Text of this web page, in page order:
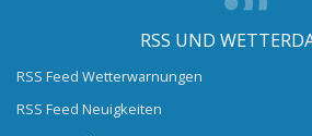
RSS UND
RSS Feed Wetterwarnungen
RSS Feed Neuigkeiten